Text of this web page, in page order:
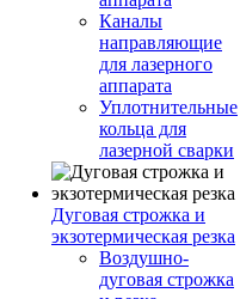
Каналы
направляющие
для лазерного
аппарата
Уплотнительные
кольца для
лазерной сварки
Дуговая строжка и
экзотермическая резка
Воздушно-
дуговая строжка